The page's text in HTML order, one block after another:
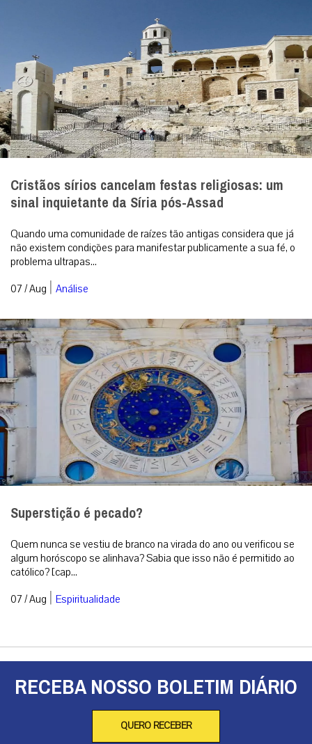
Cristãos sírios cancelam festas religiosas: um
sinal inquietante da Síria pós-Assad
Quando uma comunidade de raízes tão antigas considera que já
não existem condições para manifestar publicamente a sua fé, o
problema ultrapas...
07 / Aug | Análise
Superstição é pecado?
Quem nunca se vestiu de branco na virada do ano ou verificou se
algum horóscopo se alinhava? Sabia que isso não é permitido ao
católico? [cap...
07 / Aug | Espiritualidade
RECEBA NOSSO BOLETIM DIÁRIO
QUERO RECEBER